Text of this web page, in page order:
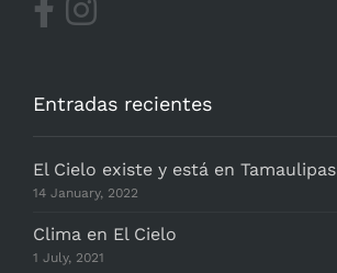
Entradas recientes
El Cielo existe y está en Tamaulipas
14 January, 2022
Clima en El Cielo
1 July, 2021